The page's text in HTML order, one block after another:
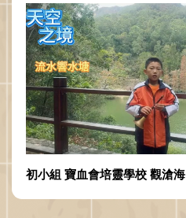
初小組 寶血會培靈學校 觀滄海